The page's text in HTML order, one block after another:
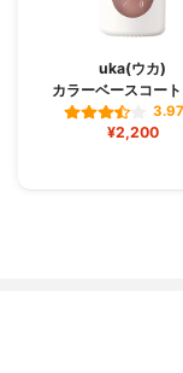
uka(ウカ)
カラーベースコー
3.97
¥2,200